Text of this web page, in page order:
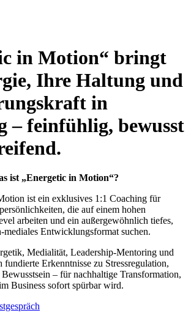
in Motion“ bringt
Ihre Haltung und
in
– feinfühlig, bewusst
ist „Energetic in Motion“?
ist ein exklusives 1:1 Coaching für
die auf einem hohen
arbeiten und ein außergewöhnlich tiefes,
mediales Entwicklungsformat suchen.
Medialität, Leadership-Mentoring und
fundierte Erkenntnisse zu Stressregulation,
– für nachhaltige Transformation,
Business sofort spürbar wird.